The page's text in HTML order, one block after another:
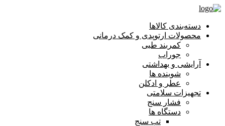
دسته‌بندی کالاها
محصولات ارتوپدی و کمک درمانی
کمربند طبی
جوراب
آرایشی و بهداشتی
شوینده ها
عطر و ادکلن
تجهیزات سلامتی
فشار سنج
دستگاه ها
تب سنج